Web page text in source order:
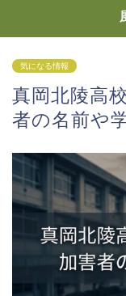
気になる情報
真岡北陵高
者の名前や